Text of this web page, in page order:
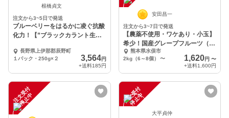
根橋貞文
注文から3~5日で発送
ブルーベリーをはるかに凌ぐ抗酸
化力！【”ブラックカラント生
長野県上伊那郡辰野町
１パック・250g×２
3,564円
+送料185円
安田昌一
注文から3~7日で発送
【農薬不使用・ワケあり・小玉】
希少！国産グレープフルーツ（ホ
ワイト種）
熊本県水俣市
2kg（6～8個）
〜 1,620円 〜
+送料1,600円
注
文
受
付
停
止
中 注
文
受
付
停
止
中
大平貞仲